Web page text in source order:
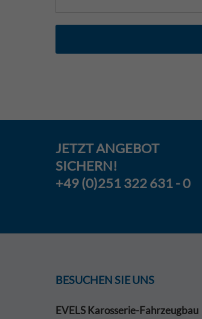
JETZTANGEBOT
SICHERN!
+49 (0)251 322 631 - 0
BESUCHEN SIE UNS
EVELS Karosserie-Fahrzeugbau